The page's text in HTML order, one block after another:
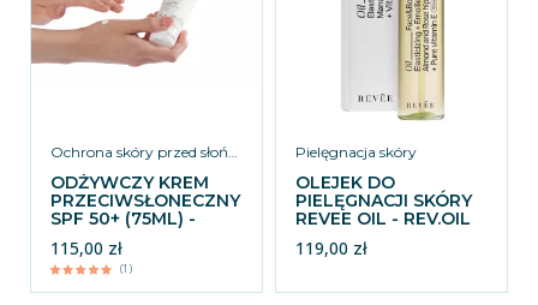
Ochrona skóry przed słońcem
ODŻYWCZY KREM
PRZECIWSŁONECZNY
SPF 50+ (75ML) -
REV.SUN50
115,00 zł
(1)
Pielęgnacja skóry
OLEJEK DO
PIELĘGNACJI SKÓRY
REVEE OIL - REV.OIL
119,00 zł